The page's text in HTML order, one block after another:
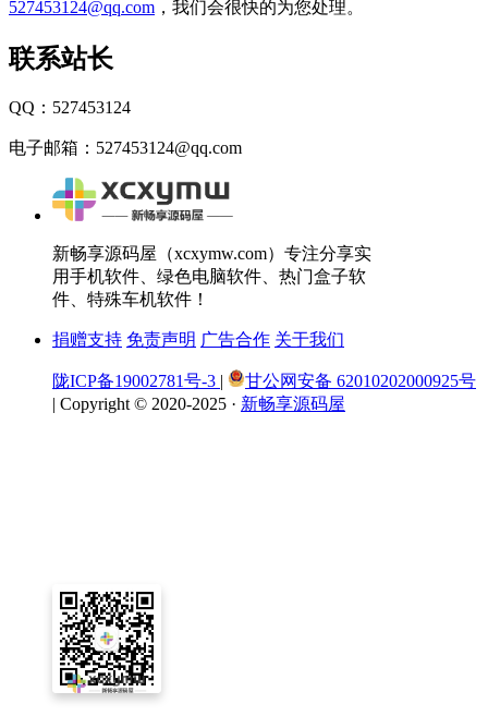
527453124@qq.com ，我们会很快的为您处理。
联系站长
QQ：527453124
电子邮箱：527453124@qq.com
新畅享源码屋（xcxymw.com）专注分享实
用手机软件、绿色电脑软件、热门盒子软
件、特殊车机软件！
捐赠支持 免责声明 广告合作 关于我们
陇ICP备19002781号-3 |
甘公网安备 62010202000925号
| Copyright © 2020-2025 · 新畅享源码屋